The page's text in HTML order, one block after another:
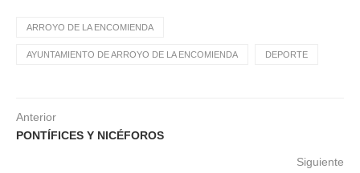
ARROYO DE LA ENCOMIENDA
AYUNTAMIENTO DE ARROYO DE LA ENCOMIENDA DEPORTE
Anterior
PONTÍFICES Y NICÉFOROS
Siguiente